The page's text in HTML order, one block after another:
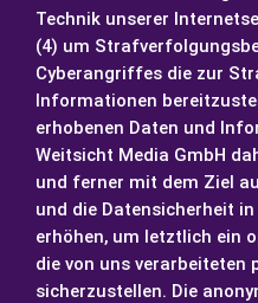
Technik unserer
(4) um
Cyberangriffes die zur
Informationen
erhobenen Daten und
Weitsicht Media GmbH
und ferner mit dem Ziel
und die Datensicherheit
erhöhen, um letztlich ein
die von uns verarbeiteten
sicherzustellen. Die